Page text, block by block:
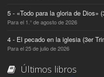
5 - «Todo para la gloria de Dios»
Para el 1.° de agosto de 2026
4 - El pecado en la iglesia (3er
Para el 25 de julio de 2026
Últimos libros